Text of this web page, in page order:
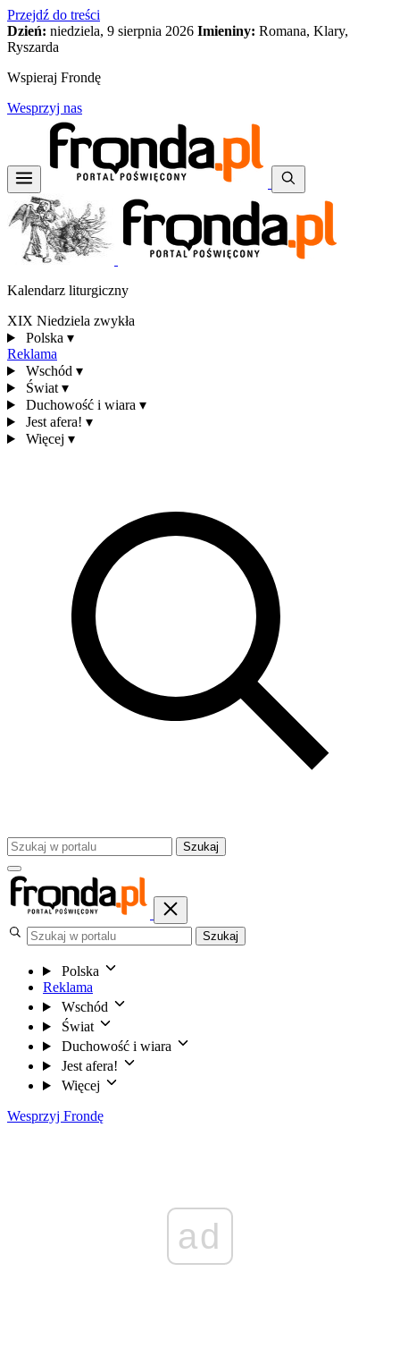
Przejdź do treści
Dzień: niedziela, 9 sierpnia 2026 Imieniny: Romana, Klary,
Ryszarda
Wspieraj Frondę
Wesprzyj nas
Kalendarz liturgiczny
XIX Niedziela zwykła
Polska ▾
Reklama
Wschód ▾
Świat ▾
Duchowość i wiara ▾
Jest afera! ▾
Więcej ▾
Szukaj
Szukaj
Polska
Reklama
Wschód
Świat
Duchowość i wiara
Jest afera!
Więcej
Wesprzyj Frondę
ad